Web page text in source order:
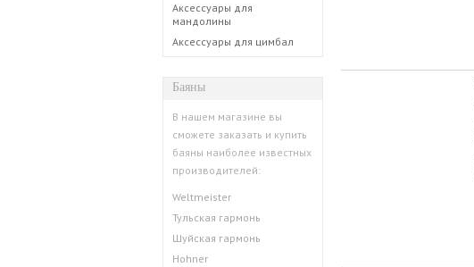
Аксессуары для
мандолины
Аксессуары для цимбал
Баяны
​В нашем магазине вы
сможете заказать и купить
баяны наиболее известных
производителей:
Weltmeister
Тульская гармонь
Шуйская гармонь
Hohner